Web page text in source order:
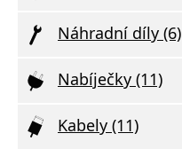
Náhradní díly (6)
Nabíječky (11)
Kabely (11)